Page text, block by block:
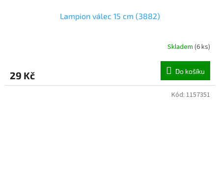
Lampion válec 15 cm (3882)
Skladem (6 ks)
29 Kč Do košíku
Kód: 1157351